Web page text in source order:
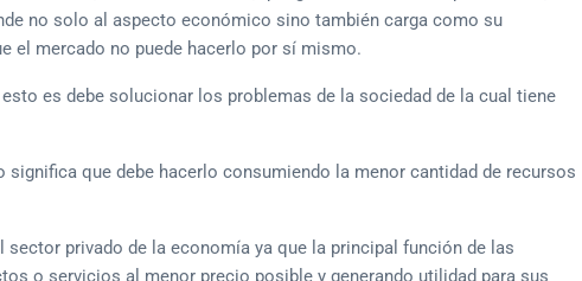
no solo al aspecto económico sino también carga como su
el mercado no puede hacerlo por sí mismo.
es debe solucionar los problemas de la sociedad de la cual tiene
significa que debe hacerlo consumiendo la menor cantidad de recursos
privado de la economía ya que la principal función de las